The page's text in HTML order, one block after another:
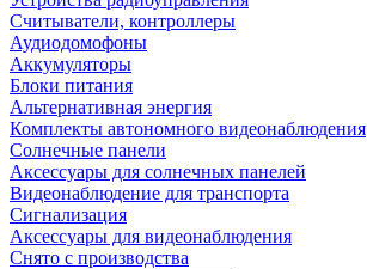
Считыватели, контроллеры
Аудиодомофоны
Аккумуляторы
Блоки питания
Альтернативная энергия
Комплекты автономного видеонаблюдения
Солнечные панели
Аксессуары для солнечных панелей
Видеонаблюдение для транспорта
Сигнализация
Аксессуары для видеонаблюдения
Снято с производства